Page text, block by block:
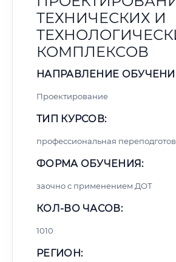
ТЕХНИЧЕСКИХ И
КОМПЛЕКСОВ
НАПРАВЛЕНИЕ
Проектирование
ТИП КУРСОВ:
профессиональная
ФОРМА ОБУЧЕНИЯ:
заочно с применением ДОТ
КОЛ-ВО ЧАСОВ:
1010
РЕГИОН: